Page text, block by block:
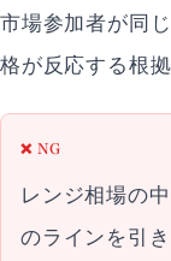
市場参加者が同
格が反応する根
❌ NG
レンジ相場の
のラインを引